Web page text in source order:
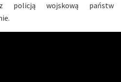
policją wojskową państw